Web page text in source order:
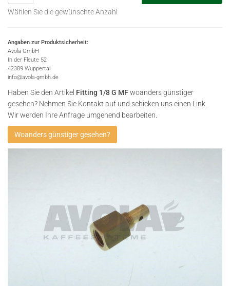
Wählen Sie die gewünschte Anzahl
Angaben zur Produktsicherheit:
Avola GmbH
In der Fleute 52
42389 Wuppertal
info@avola-gmbh.de
Haben Sie den Artikel Fitting 1/8 G MFwoanders günstiger
gesehen? Nehmen Sie Kontakt auf und schicken uns einen Link.
Wir werden Ihre Anfrage umgehend bearbeiten.
Woanders günstiger gesehen?